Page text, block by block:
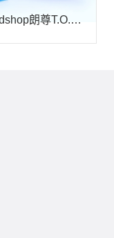
Legendshop朗尊T.O.P：私域电商时代的破局者